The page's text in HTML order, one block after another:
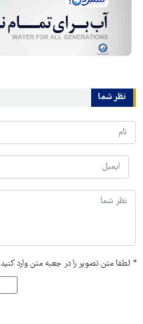
نظر شما
* لطفا متن تصویر را در جعبه متن وارد کنید